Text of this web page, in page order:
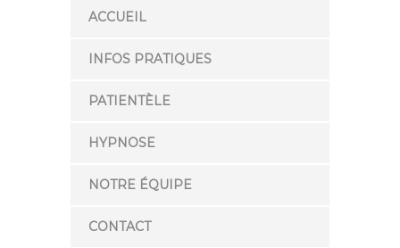
ACCUEIL
INFOS PRATIQUES
PATIENTÈLE
HYPNOSE
NOTRE ÉQUIPE
CONTACT